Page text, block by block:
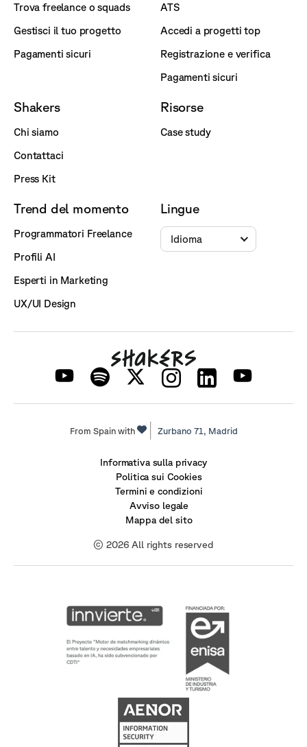
Trova freelance o squads
Gestisci il tuo progetto
Pagamenti sicuri
ATS
Accedi a progetti top
Registrazione e verifica
Pagamenti sicuri
Shakers
Chi siamo
Contattaci
Press Kit
Risorse
Case study
Trend del momento
Programmatori Freelance
Profili AI
Esperti in Marketing
UX/UI Design
Lingue
Idioma
From Spain with Zurbano 71, Madrid
Informativa sulla privacy
Politica sui Cookies
Termini e condizioni
Avviso legale
Mappa del sito
© 2026 All rights reserved